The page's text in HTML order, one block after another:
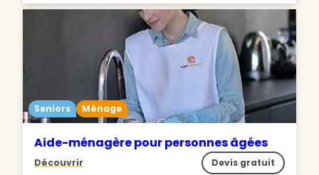
Seniors Ménage
Aide-ménagère pour personnes âgées
Découvrir Devis gratuit